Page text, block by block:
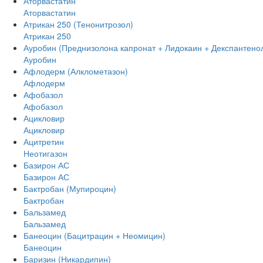
Аторвастатин
Атрикан 250 (Тенонитрозол)
Атрикан 250
Ауробин (Преднизолона капронат + Лидокаин +
Ауробин
Афлодерм (Алклометазон)
Афлодерм
Афобазол
Афобазол
Ацикловир
Ацикловир
Ацитретин
Неотигазон
Базирон АС
Базирон АС
Бактробан (Мупироцин)
Бактробан
Бальзамед
Бальзамед
Банеоцин (Бацитрацин + Неомицин)
Банеоцин
Баризин (Никардипин)